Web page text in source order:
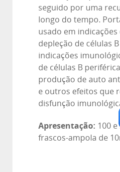
seguido por uma
longo do tempo.
usado em
depleção de células
indicações
de células B
produção de auto
e outros efeitos que
disfunção
Apresentação: 100
frascos-ampola de